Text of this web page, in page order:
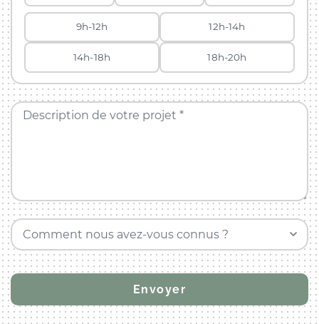
9h-12h 12h-14h
14h-18h 18h-20h
Description de votre projet *
Comment nous avez-vous connus ?